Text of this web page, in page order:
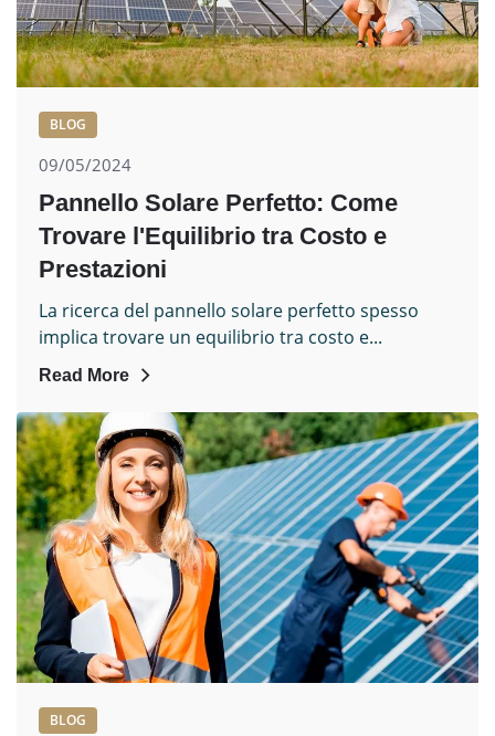
BLOG
09/05/2024
Pannello Solare Perfetto: Come
Trovare l'Equilibrio tra Costo e
Prestazioni
La ricerca del pannello solare perfetto spesso
implica trovare un equilibrio tra costo e...
Read More
BLOG